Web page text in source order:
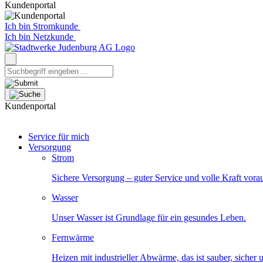
Kundenportal
Ich bin Stromkunde
Ich bin Netzkunde
Kundenportal
Service für mich
Versorgung
Strom
Sichere Versorgung – guter Service und volle Kraft
Wasser
Unser Wasser ist Grundlage für ein gesundes Leben.
Fernwärme
Heizen mit industrieller Abwärme, das ist sauber, sicher